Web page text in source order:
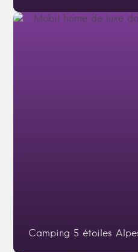
Camping 5 étoiles